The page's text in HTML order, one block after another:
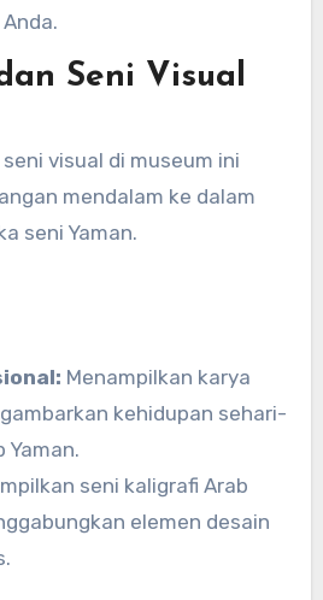
Seni Visual
visual di museum ini
mendalam ke dalam
seni Yaman.
Menampilkan karya
kehidupan sehari-
Yaman.
seni kaligrafi Arab
elemen desain